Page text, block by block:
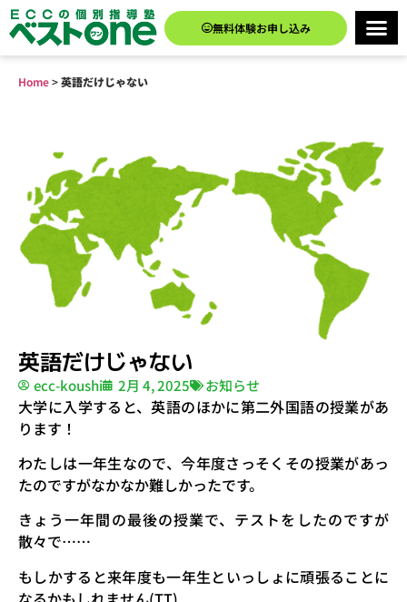
無料体験お申し込み
Home>英語だけじゃない
英語だけじゃない
ecc-koushi 2月 4, 2025 お知らせ
大学に入学すると、英語のほかに第二外国語の授業があ
ります！
わたしは一年生なので、今年度さっそくその授業があっ
たのですがなかなか難しかったです。
きょう一年間の最後の授業で、テストをしたのですが
散々で……
もしかすると来年度も一年生といっしょに頑張ることに